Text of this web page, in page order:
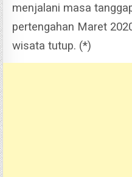
menjalani masa
pertengahan Maret
wisata tutup. (*)